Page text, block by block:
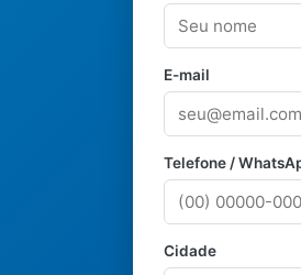
E-mail
Telefone /
Cidade